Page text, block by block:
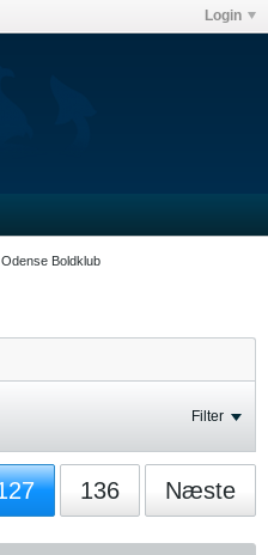
Login
Odense Boldklub
Filter
136 Næste